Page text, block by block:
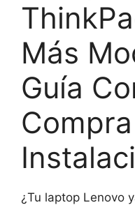
Más
Guía
¿Tu laptop Lenovo